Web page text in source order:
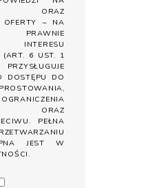
ORAZ
OFERTY – NA
PRAWNIE
INTERESU
(ART. 6 UST. 1
DOSTĘPU DO
ORAZ
PEŁNA
JEST W
.